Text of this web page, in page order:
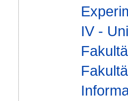
IV -